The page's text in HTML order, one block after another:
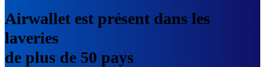
Airwallet est présent dans les
laveries
de plus de 50 pays